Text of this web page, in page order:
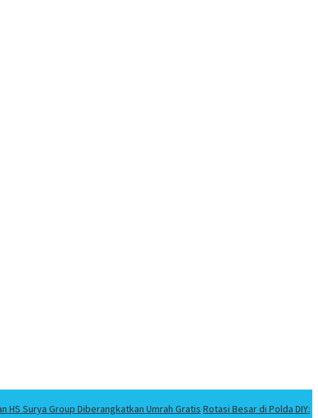
HS Surya Group Diberangkatkan Umrah Gratis Rotasi Besar di Polda DIY: